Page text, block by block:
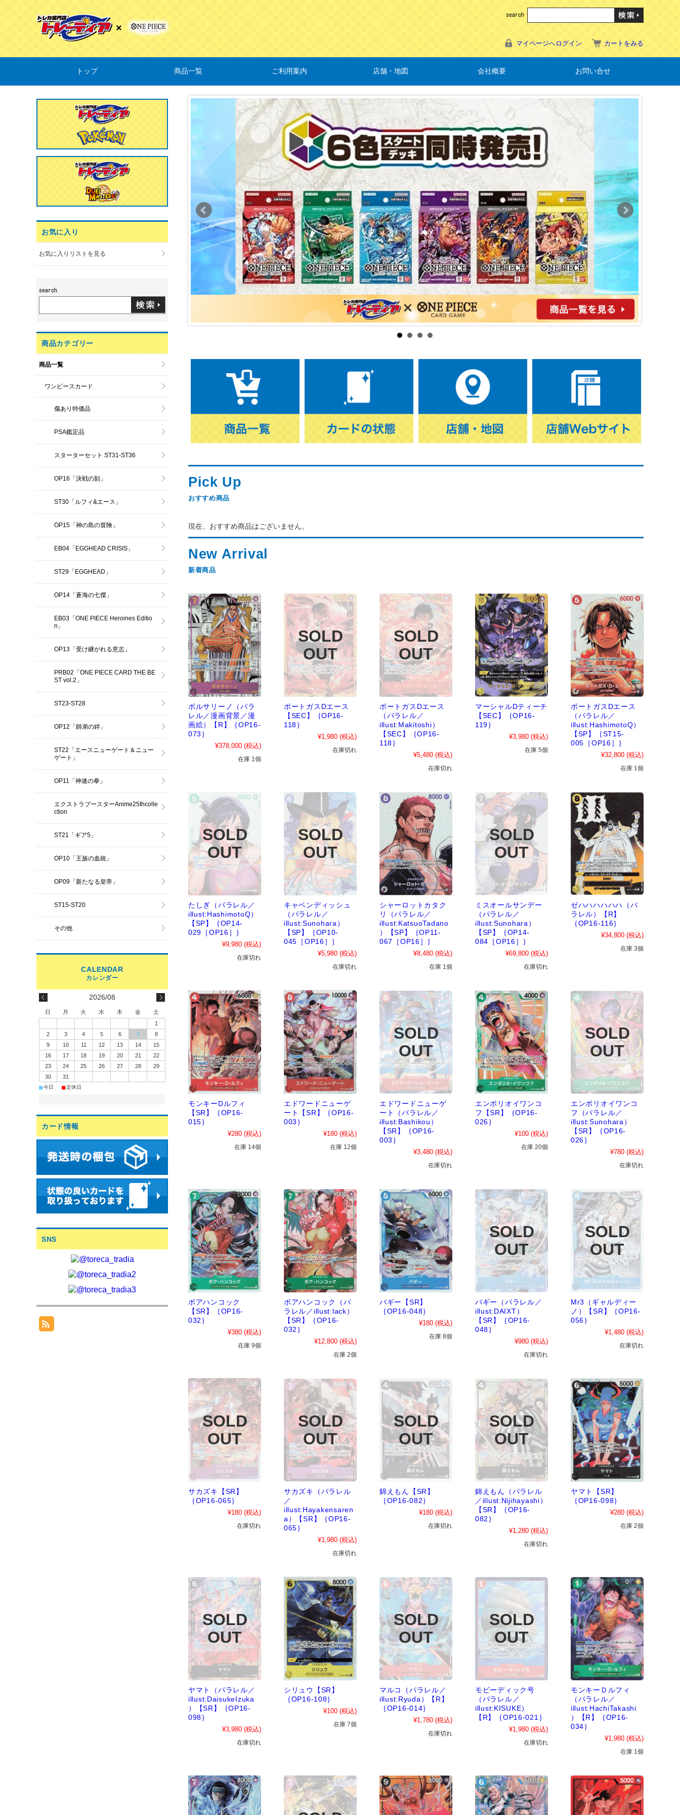
マイページへログイン カートをみる
トップ 商品一覧 ご利用案内 店舗・地図 会社概要 お問い合せ
おすすめ商品
現在、おすすめ商品はございません。
新着商品
ボルサリーノ（パラ
レル／漫画背景／漫
画絵）【R】｛OP16-
073｝
¥378,000 (税込)
在庫 1個
ポートガスDエース
【SEC】｛OP16-
118｝
¥1,980 (税込)
在庫切れ
ポートガスDエース
（パラレル／
illust:Makitoshi）
【SEC】｛OP16-
118｝
¥5,480 (税込)
在庫切れ
マーシャルDティーチ
【SEC】｛OP16-
119｝
¥3,980 (税込)
在庫 5個
ポートガスDエース
（パラレル／
illust:HashimotoQ）
【SP】｛ST15-
005［OP16］｝
¥32,800 (税込)
在庫 1個
たしぎ（パラレル／
illust:HashimotoQ）
【SP】｛OP14-
029［OP16］｝
¥9,980 (税込)
在庫切れ
キャベンディッシュ
（パラレル／
illust:Sunohara）
【SP】｛OP10-
045［OP16］｝
¥5,980 (税込)
在庫切れ
シャーロットカタク
リ（パラレル／
illust:KatsuoTadano
）【SP】｛OP11-
067［OP16］｝
¥8,480 (税込)
在庫 1個
ミスオールサンデー
（パラレル／
illust:Sunohara）
【SP】｛OP14-
084［OP16］｝
¥69,800 (税込)
在庫切れ
ゼハハハハハハ（パ
ラレル）【R】
｛OP16-116｝
¥34,800 (税込)
在庫 3個
モンキーDルフィ
【SR】｛OP16-
015｝
¥280 (税込)
在庫 14個
エドワードニューゲ
ート【SR】｛OP16-
003｝
¥180 (税込)
在庫 12個
エドワードニューゲ
ート（パラレル／
illust:Bashikou）
【SR】｛OP16-
003｝
¥3,480 (税込)
在庫切れ
エンポリオイワンコ
フ【SR】｛OP16-
026｝
¥100 (税込)
在庫 20個
エンポリオイワンコ
フ（パラレル／
illust:Sunohara）
【SR】｛OP16-
026｝
¥780 (税込)
在庫切れ
ボアハンコック
【SR】｛OP16-
032｝
¥380 (税込)
在庫 9個
ボアハンコック（パ
ラレル／illust:lack）
【SR】｛OP16-
032｝
¥12,800 (税込)
在庫 2個
バギー【SR】
｛OP16-048｝
¥180 (税込)
在庫 8個
バギー（パラレル／
illust:DAIXT）
【SR】｛OP16-
048｝
¥980 (税込)
在庫切れ
Mr3（ギャルディー
ノ）【SR】｛OP16-
056｝
¥1,480 (税込)
在庫切れ
サカズキ【SR】
｛OP16-065｝
¥180 (税込)
在庫切れ
サカズキ（パラレル
／
illust:Hayakensaren
a）【SR】｛OP16-
065｝
¥1,980 (税込)
在庫切れ
錦えもん【SR】
｛OP16-082｝
¥180 (税込)
在庫切れ
錦えもん（パラレル
／illust:Nijihayashi）
【SR】｛OP16-
082｝
¥1,280 (税込)
在庫切れ
ヤマト【SR】
｛OP16-098｝
¥280 (税込)
在庫 2個
ヤマト（パラレル／
illust:DaisukeIzuka
）【SR】｛OP16-
098｝
¥3,980 (税込)
在庫切れ
シリュウ【SR】
｛OP16-108｝
¥100 (税込)
在庫 7個
マルコ（パラレル／
illust:Ryuda）【R】
｛OP16-014｝
¥1,780 (税込)
在庫切れ
モビーディック号
（パラレル／
illust:KISUKE）
【R】｛OP16-021｝
¥1,980 (税込)
在庫切れ
モンキーＤルフィ
（パラレル／
illust:HachiTakashi
）【R】｛OP16-
034｝
¥1,980 (税込)
在庫 1個
お気に入り
お気に入りリストを見る
商品カテゴリー
商品一覧
ワンピースカード
傷あり特価品
PSA鑑定品
スターターセット ST31-ST36
OP16「決戦の刻」
ST30「ルフィ&エース」
OP15「神の島の冒険」
EB04「EGGHEAD CRISIS」
ST29「EGGHEAD」
OP14「蒼海の七傑」
EB03「ONE PIECE Heroines Editio
n」
OP13「受け継がれる意志」
PRB02「ONE PIECE CARD THE BE
ST vol.2」
ST23-ST28
OP12「師弟の絆」
ST22「エースニューゲート＆ニュー
ゲート」
OP11「神速の拳」
エクストラブースターAnime25thcolle
ction
ST21「ギア5」
OP10「王族の血統」
OP09「新たなる皇帝」
ST15-ST20
その他
2026/08
日 月 火 水 木 金
土
1
2
3 4 5 6 7
8
9
10 11 12 13 14
15
16
17 18 19 20 21
22
23
24 25 26 27 28
29
30
31
■今日 ■定休日
カード情報
SNS